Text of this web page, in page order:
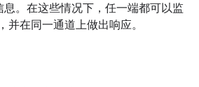
。在这些情况下，任一端都可以监
并在同一通道上做出响应。